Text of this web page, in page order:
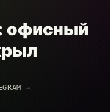
офисный
→